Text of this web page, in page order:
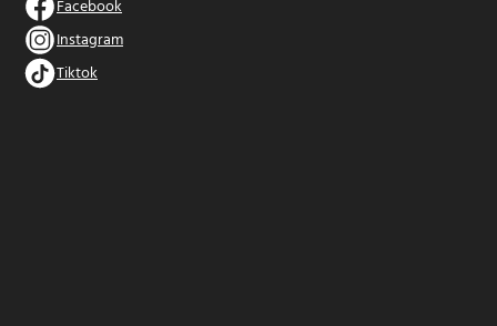
Facebook
Instagram
Tiktok